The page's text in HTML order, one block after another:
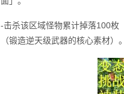
-击杀该区域怪物累计掉落100枚
（锻造逆天级武器的核心素材）。